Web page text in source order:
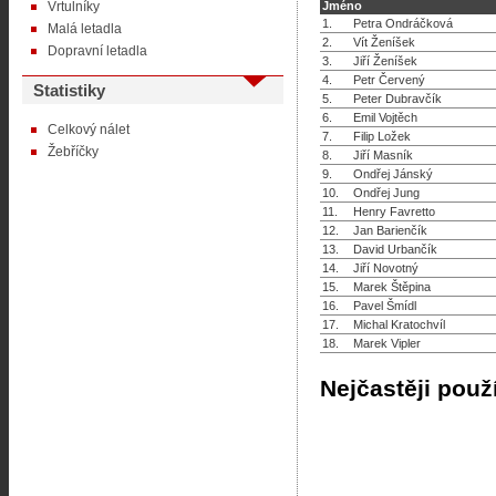
Vrtulníky
Malá letadla
Dopravní letadla
Statistiky
Celkový nálet
Žebříčky
Jméno
1.
Petra Ondráčková
2.
Vít Ženíšek
3.
Jiří Ženíšek
4.
Petr Červený
5.
Peter Dubravčík
6.
Emil Vojtěch
7.
Filip Ložek
8.
Jiří Masník
9.
Ondřej Jánský
10.
Ondřej Jung
11.
Henry Favretto
12.
Jan Barienčík
13.
David Urbančík
14.
Jiří Novotný
15.
Marek Štěpina
16.
Pavel Šmídl
17.
Michal Kratochvíl
18.
Marek Vipler
Nejčastěji